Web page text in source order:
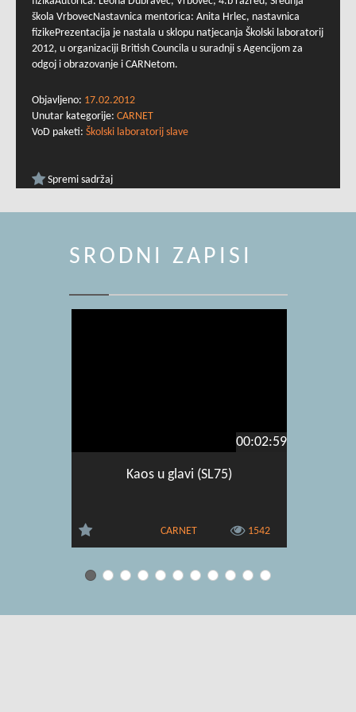
škola VrbovecNastavnica mentorica: Anita Hrlec, nastavnica
fizikePrezentacija je nastala u sklopu natjecanja Školski laboratorij
2012, u organizaciji British Councila u suradnji s Agencijom za
odgoj i obrazovanje i CARNetom.
Objavljeno: 17.02.2012
Unutar kategorije: CARNET
VoD paketi: Školski laboratorij slave
Spremi sadržaj
SRODNI ZAPISI
00:02:59
Kaos u glavi (SL75)
CARNET 1542